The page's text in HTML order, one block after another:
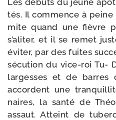
tés. Il com­mence à
mite quand une fièvre
s’aliter, et il se remet
évi­ter, par des fuites
sé­cu­tion du vice-​roi Tu-
lar­gesses et de barres
accordent une
naires, la san­té de
assaut. Atteint de